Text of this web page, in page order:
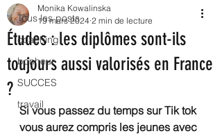
Tous les posts
coaching
bonheur
SUCCES
travail
Études : les diplômes sont-ils
toujours aussi valorisés en France
?
Monika Kowalinska
19 mars 2024 2 min de lecture
Si vous passez du temps sur Tik tok
vous aurez compris les jeunes avec